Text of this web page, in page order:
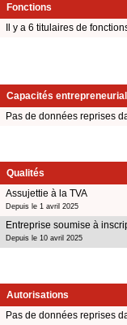
Fonctions
Il y a 6 titulaires de
Capacités
Pas de données reprises
Qualités
Assujettie à la TVA
Depuis le 1 avril 2025
Entreprise soumise à
Depuis le 10 avril 2025
Autorisations
Pas de données reprises